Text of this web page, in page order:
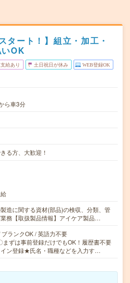
タート！】組立・加工・
OK
給あり 土日祝日が休み WEB登録OK
ら車3分
る方、大歓迎！
造に関する資材(部品)の検収、分類、管
務【取扱製品情報】アイケア製品…
ランクOK / 英語力不要
ずは事前登録だけでもOK！履歴書不要
ン登録★氏名・職種などを入力す…